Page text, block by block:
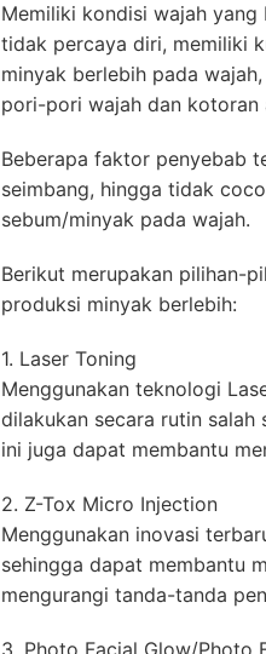
Memiliki kondisi wajah yang
tidak percaya diri, memiliki
minyak berlebih pada
pori-pori wajah dan kotoran
Beberapa faktor penyebab
seimbang, hingga tidak
sebum/minyak pada wajah.
Berikut merupakan pilihan-
produksi minyak berlebih:
1. Laser Toning
Menggunakan teknologi
dilakukan secara rutin
ini juga dapat membantu
2. Z-Tox Micro Injection
Menggunakan inovasi
sehingga dapat membantu
mengurangi tanda-tanda
3. Photo Facial Glow/Photo